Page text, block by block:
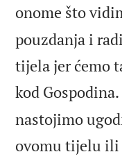
onome što
pouzdanja i
tijela jer ćemo
kod Gospodina.
nastojimo
ovomu tijelu ili